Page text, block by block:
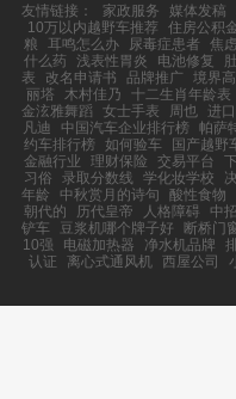
友情链接： 家政服务 媒体发稿
10万以内越野车推荐
住房公积
粮
耳鸣怎么办 尿毒症患者 焦
什么药
浅表性胃炎 电池修复
表
改名申请书 品牌推广 境界
丽塔
木村佳乃 十二生肖年龄表
金泫雅舞蹈
女士手表 周也 进
凡迪
中国汽车企业排行榜 帕萨
约车排行榜
如何验车 国产越野
金融行业
理财保险 交易平台
习俗
录取分数线 学化妆学校
年龄
中秋赏月的诗句 酸性食物
朝代的
历代皇帝 人格障碍 中
铲车
豆浆机哪个牌子好 断桥门
10强
电磁加热器 净水机品牌
认证
离心式通风机 西屋公司